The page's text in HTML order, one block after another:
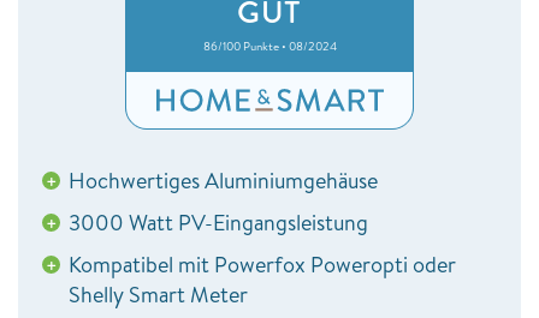
GUT
86/100 Punkte • 08/2024
+ Hochwertiges Aluminiumgehäuse
+ 3000 Watt PV-Eingangsleistung
+ Kompatibel mit Powerfox Poweropti oder
Shelly Smart Meter